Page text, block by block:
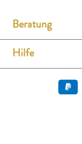
Beratung
Hilfe